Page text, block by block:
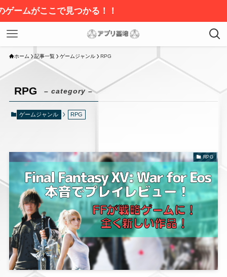
ここで見つかる！！
ホーム 記事一覧 ゲームジャンル RPG
RPG – category –
ゲームジャンル RPG
RPG